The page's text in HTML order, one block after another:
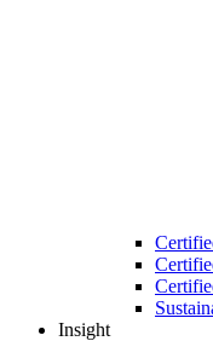
Insight